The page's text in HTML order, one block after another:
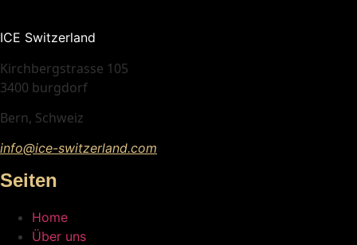
ICE Switzerland
Kirchbergstrasse 105
3400 burgdorf
Bern, Schweiz
info@ice-switzerland.com
Seiten
Home
Über uns